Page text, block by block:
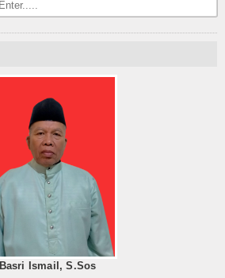
Basri Ismail, S.Sos